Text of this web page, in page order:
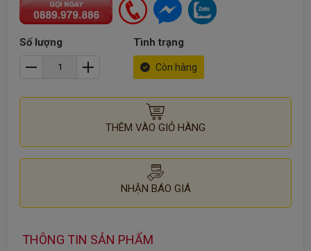
Số lượng Tình trạng
Còn hàng
THÊM VÀO GIỎ HÀNG
NHẬN BÁO GIÁ
THÔNG TIN SẢN PHẨM